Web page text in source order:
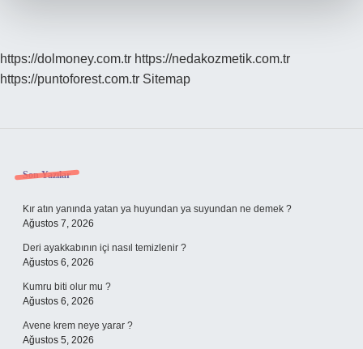
https://dolmoney.com.tr https://nedakozmetik.com.tr
https://puntoforest.com.tr Sitemap
Sidebar
Son Yazılar
Kır atın yanında yatan ya huyundan ya suyundan ne demek ?
Ağustos 7, 2026
Deri ayakkabının içi nasıl temizlenir ?
Ağustos 6, 2026
Kumru biti olur mu ?
Ağustos 6, 2026
Avene krem neye yarar ?
Ağustos 5, 2026